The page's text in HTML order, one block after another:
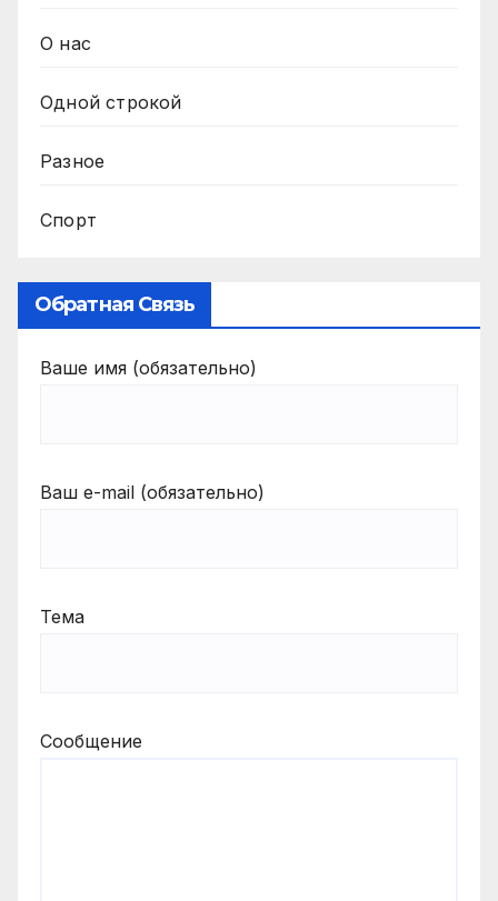
О нас
Одной строкой
Разное
Спорт
Обратная Связь
Ваше имя (обязательно)
Ваш e-mail (обязательно)
Тема
Сообщение